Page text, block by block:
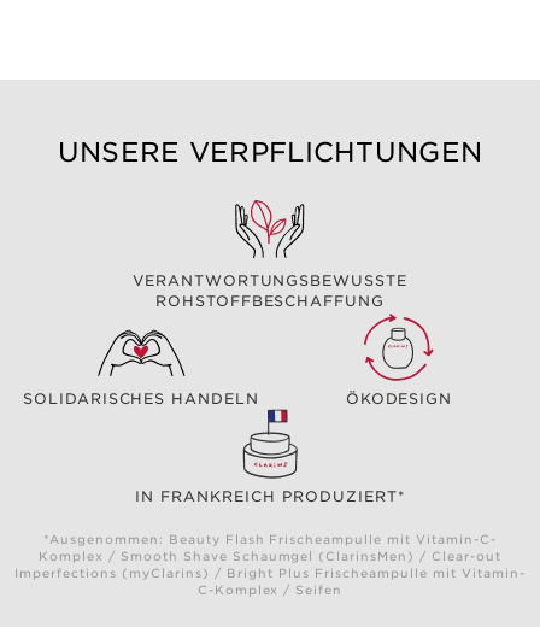
UNSERE VERPFLICHTUNGEN
VERANTWORTUNGSBEWUSSTE
ROHSTOFFBESCHAFFUNG
SOLIDARISCHES HANDELN ÖKODESIGN
IN FRANKREICH PRODUZIERT*
*Ausgenommen: Beauty Flash Frischeampulle mit Vitamin-C-
Komplex / Smooth Shave Schaumgel (ClarinsMen) / Clear-out
Imperfections (myClarins) / Bright Plus Frischeampulle mit Vitamin-
C-Komplex / Seifen